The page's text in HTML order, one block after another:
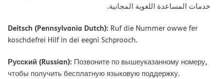
ﺧﺪﻣﺎت اﻟﻤﺴﺎﻋﺪة اﻟﻠﻐﻮﯾﺔ اﻟﻤﺠﺎﻧﯿﺔ.
Deitsch (Pennsylvania Dutch): Ruf die Nummer owwe fer
koschdefrei Hilf in dei eegni Schprooch.
Русский (Russian): Позвоните по вышеуказанному номеру,
чтобы получить бесплатную языковую поддержку.